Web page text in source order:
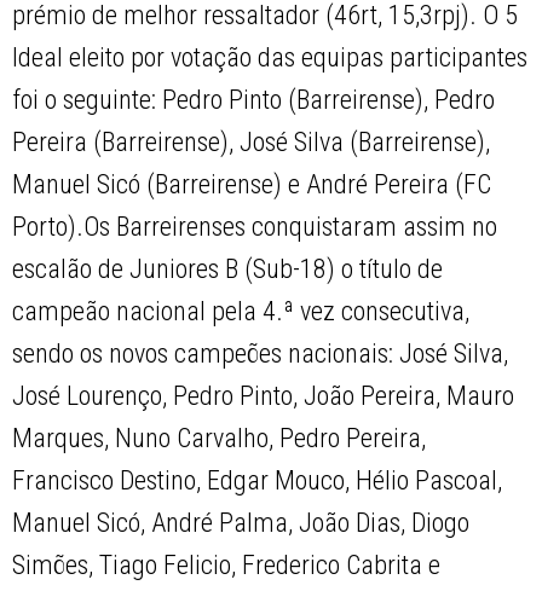
prémio de melhor ressaltador (46rt, 15,3rpj). O 5
Ideal eleito por votação das equipas participantes
foi o seguinte: Pedro Pinto (Barreirense), Pedro
Pereira (Barreirense), José Silva (Barreirense),
Manuel Sicó (Barreirense) e André Pereira (FC
Porto).Os Barreirenses conquistaram assim no
escalão de Juniores B (Sub-18) o título de
campeão nacional pela 4.ª vez consecutiva,
sendo os novos campeões nacionais: José Silva,
José Lourenço, Pedro Pinto, João Pereira, Mauro
Marques, Nuno Carvalho, Pedro Pereira,
Francisco Destino, Edgar Mouco, Hélio Pascoal,
Manuel Sicó, André Palma, João Dias, Diogo
Simões, Tiago Felicio, Frederico Cabrita e